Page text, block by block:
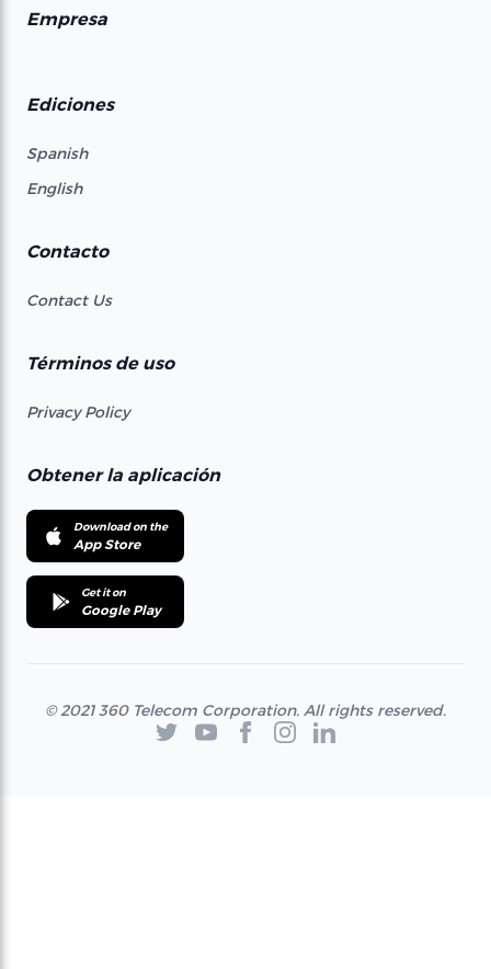
Empresa
Ediciones
Spanish
English
Contacto
Contact Us
Términos de uso
Privacy Policy
Obtener la aplicación
Download on the
App Store
Get it on
Google Play
© 2021 360 Telecom Corporation. All rights reserved.